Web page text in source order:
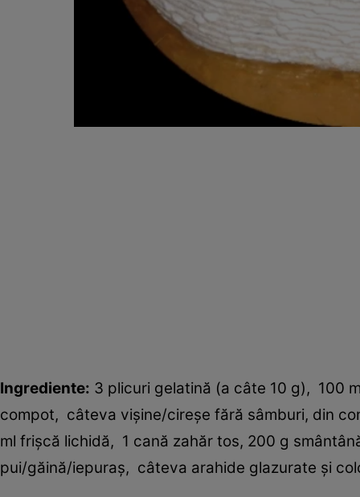
Ingrediente: 3 plicuri gelatină (a câte 10 g), 100
compot, câteva vişine/cireşe fără sâmburi, din
ml frişcă lichidă, 1 cană zahăr tos, 200 g
pui/găină/iepuraş, câteva arahide glazurate şi